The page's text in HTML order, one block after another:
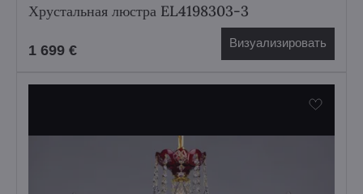
Хрустальная люстра EL4198303-3
1 699 € Визуализировать